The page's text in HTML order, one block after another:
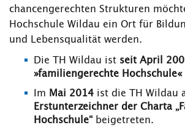
chancengerechten Strukturen
Hochschule Wildau ein Ort für
und Lebensqualität werden.
Die TH Wildau ist seit April
»familiengerechte
Im Mai 2014 ist die TH Wildau
Erstunterzeichner der Charta
Hochschule“beigetreten.